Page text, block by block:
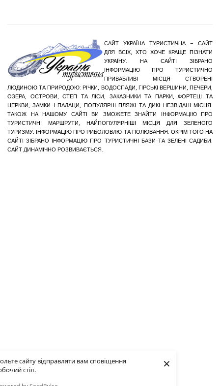
сайту відправляти вам сповіщення
стіл.
×
САЙТ УКРАЇНА ТУРИСТИЧНА – САЙТ
ДЛЯ ВСІХ, ХТО ХОЧЕ КРАЩЕ ПІЗНАТИ
УКРАЇНУ. НА САЙТІ ЗІБРАНО
ІНФОРМАЦІЮ ПРО ТУРИСТИЧНО
ПРИВАБЛИВІ МІСЦЯ СТВОРЕНІ
ЛЮДИНОЮ ТА ПРИРОДОЮ: РІЧКИ, ВОДОСПАДИ, ГІРСЬКІ ВЕРШИНИ, ПЕЧЕРИ,
ОЗЕРА, ОСТРОВИ, СТЕП ТА ЛІСИ, ЗАКАЗНИКИ ТА ПАРКИ, ФОРТЕЦІ ТА
ЦЕРКВИ, ЗАМКИ І ПАЛАЦИ, ПОПУЛЯРНІ ПЛЯЖІ ТА ДИКІ НЕЗВІДАНІ МІСЦЯ.
ТАКОЖ НА НАШОМУ САЙТІ ВИ ЗМОЖЕТЕ ЗНАЙТИ ІНФОРМАЦІЮ ПРО
ТУРИСТИЧНІ МАРШРУТИ, НАЙПОПУЛЯРНІШІ МІСЦЯ ДЛЯ ЗЕЛЕНОГО
ТУРИЗМУ; ІНФОРМАЦІЮ ПРО РИБОЛОВЛЮ ТА ПОЛЮВАННЯ. ОКРІМ ТОГО НА
САЙТІ ЗІБРАНО ІНФОРМАЦІЮ ПРО ТУРИСТИЧНІ БАЗИ ТА ЗЕЛЕНІ САДИБИ.
САЙТ ДИНАМІЧНО РОЗВИВАЄТЬСЯ.